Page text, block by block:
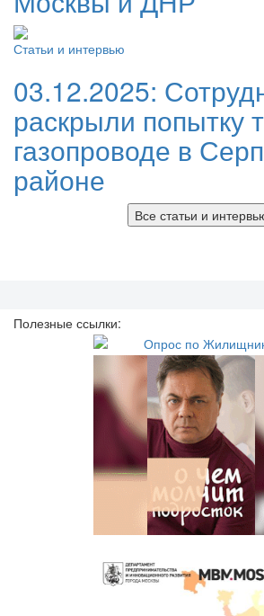
Статьи и интервью
03.12.2025:
раскрыли попытку
газопроводе в
районе
Все статьи и
Полезные ссылки: